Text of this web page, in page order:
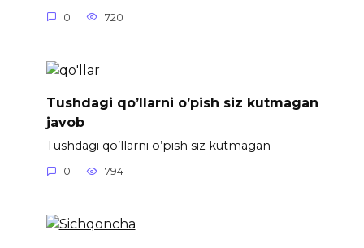
0 720
Tushdagi qo’llarni o’pish siz kutmagan
javob
Tushdagi qo’llarni o’pish siz kutmagan
0 794